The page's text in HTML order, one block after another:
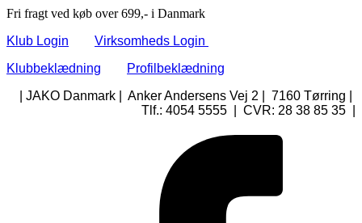
Fri fragt ved køb over 699,- i Danmark
Klub Login
Virksomheds Login
Klubbeklædning
Profilbeklædning
| JAKO Danmark | Anker Andersens Vej 2 | 7160 Tørring |
Tlf.: 4054 5555 | CVR: 28 38 85 35 |